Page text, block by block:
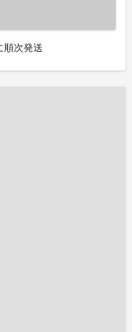
順次発送